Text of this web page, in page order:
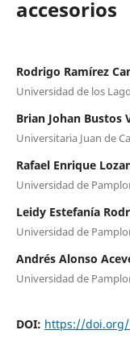
accesorios
Rodrigo Ramírez
Universidad de los
Brian Johan Bustos
Universitaria Juan de
Rafael Enrique
Universidad de
Leidy Estefanía
Universidad de
Andrés Alonso
Universidad de
DOI: https://doi.org/